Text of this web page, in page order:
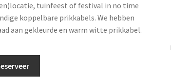
tuinfeest of festival in no time
koppelbare prikkabels. We hebben
aan gekleurde en warm witte prikkabel.